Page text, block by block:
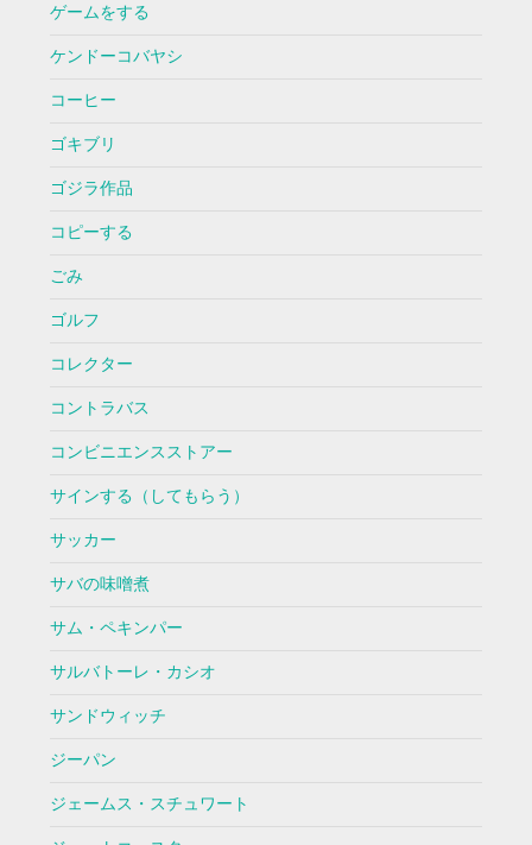
ゲームをする
ケンドーコバヤシ
コーヒー
ゴキブリ
ゴジラ作品
コピーする
ごみ
ゴルフ
コレクター
コントラバス
コンビニエンスストアー
サインする（してもらう）
サッカー
サバの味噌煮
サム・ペキンパー
サルバトーレ・カシオ
サンドウィッチ
ジーパン
ジェームス・スチュワート